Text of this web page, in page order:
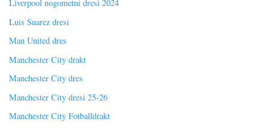
Liverpool nogometni dresi 2024
Luis Suarez dresi
Man United dres
Manchester City drakt
Manchester City dres
Manchester City dresi 25-26
Manchester City Fotballdrakt